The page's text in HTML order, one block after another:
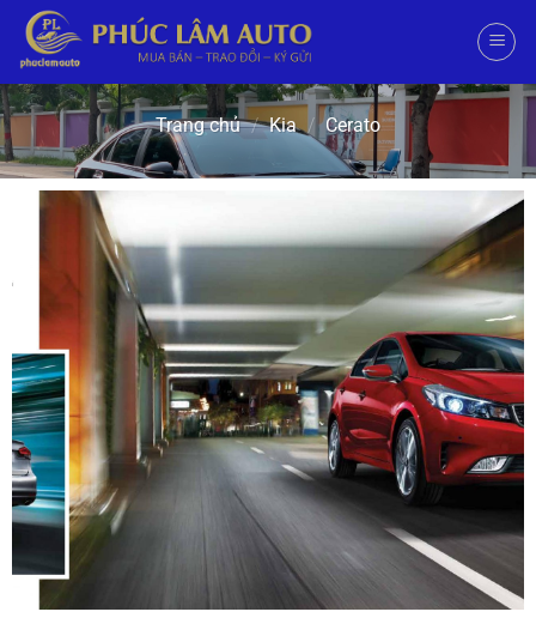
Trang chủ / Kia / Cerato